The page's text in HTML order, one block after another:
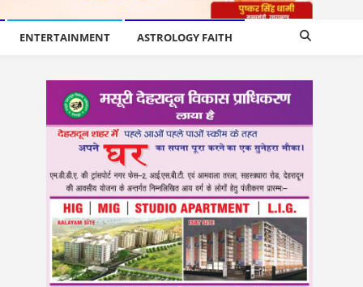
ENTERTAINMENT ASTROLOGY FAITH